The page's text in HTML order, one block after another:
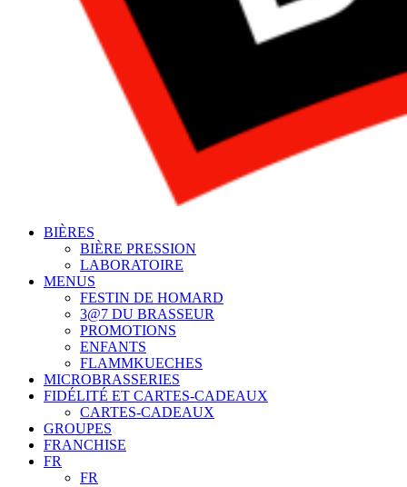
BIÈRES
BIÈRE PRESSION
LABORATOIRE
MENUS
FESTIN DE HOMARD
3@7 DU BRASSEUR
PROMOTIONS
ENFANTS
FLAMMKUECHES
MICROBRASSERIES
FIDÉLITÉ ET CARTES-CADEAUX
CARTES-CADEAUX
GROUPES
FRANCHISE
FR
FR